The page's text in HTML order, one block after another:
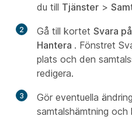
du till Tjänster >
2 Gå till kortet Svara
Hantera . Fönstret
plats och den
redigera.
3
Gör eventuella
samtalshämtning och